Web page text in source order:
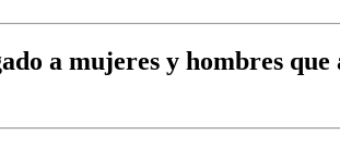
a mujeres y hombres